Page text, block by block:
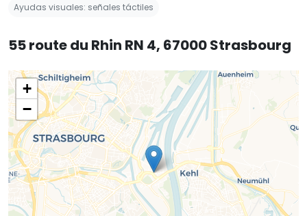
Ayudas visuales: señales táctiles
55 route du Rhin RN 4, 67000 Strasbourg
+
−